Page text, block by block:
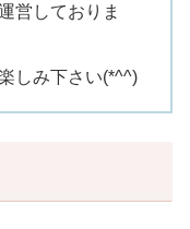
営しておりま
しみ下さい(*^^)